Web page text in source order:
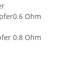
Ohm
0.8 Ohm